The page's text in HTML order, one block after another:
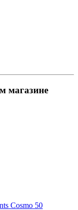
магазине
Cosmo 50